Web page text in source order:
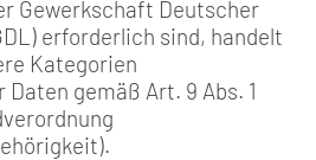
Gewerkschaft Deutscher
erforderlich sind, handelt
Kategorien
gemäß Art. 9 Abs. 1